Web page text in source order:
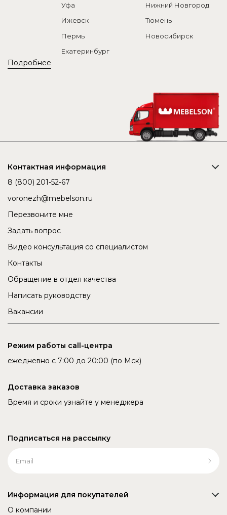
Подробнее
Уфа
Нижний Новгород
Ижевск
Тюмень
Пермь
Новосибирск
Екатеринбург
Контактная информация
8 (800) 201-52-67
voronezh@mebelson.ru
Перезвоните мне
Задать вопрос
Видео консультация со специалистом
Контакты
Обращение в отдел качества
Написать руководству
Вакансии
Режим работы call-центра
ежедневно с 7:00 до 20:00 (по Мск)
Доставка заказов
Время и сроки узнайте у менеджера
Подписаться на рассылку
Информация для покупателей
О компании